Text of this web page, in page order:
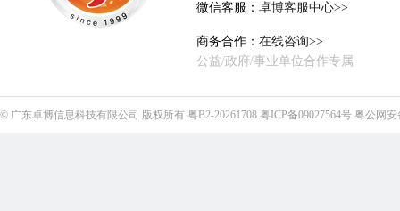
微信客服： 卓博客服中心>>
商务合作： 在线咨询>>
公益/政府/事业单位合作专属
© 广东卓博信息科技有限公司 版权所有 粤B2-20261708 粤ICP备09027564号 粤公网安